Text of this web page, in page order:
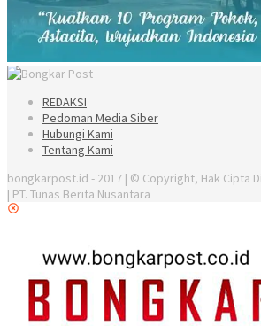
REDAKSI
Pedoman Media Siber
Hubungi Kami
Tentang Kami
bongkarpost.id - 2017 | © Copyright, Hak Cipta
| PT. Tunas Berita Nusantara